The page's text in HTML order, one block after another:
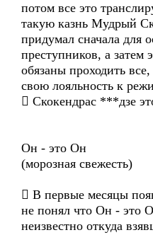
потом все это
такую казнь Мудрый
придумал сначала для
преступников, а затем
обязаны проходить
свою лояльность к
 Скокендрас ***дзе
Он - это Он
(морозная свежесть)
 В первые месяцы
не понял что Он - это
неизвестно откуда